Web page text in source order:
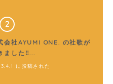
会社AYUMI ONE. の社歌が
ました‼...
に投稿された